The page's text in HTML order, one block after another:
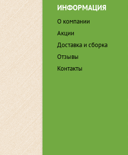
ИНФОРМАЦИЯ
О компании
Акции
Доставка и сборка
Отзывы
Контакты